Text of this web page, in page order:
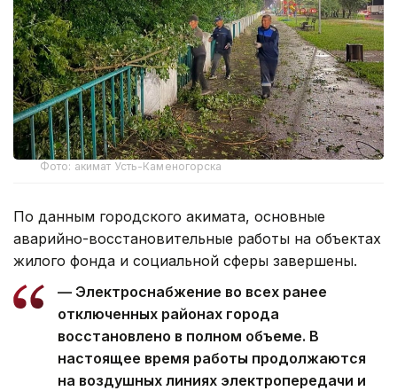
Фото: акимат Усть-Каменогорска
По данным городского акимата, основные
аварийно-восстановительные работы на объектах
жилого фонда и социальной сферы завершены.
— Электроснабжение во всех ранее
отключенных районах города
восстановлено в полном объеме. В
настоящее время работы продолжаются
на воздушных линиях электропередачи и